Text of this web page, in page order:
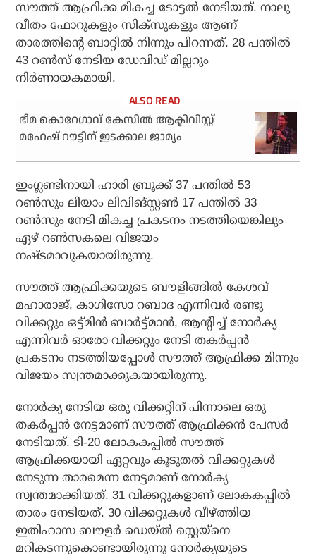
സൗത്ത് ആഫ്രിക്ക മികച്ച ടോട്ടല്‍ നേടിയത്. നാലു
വീതം ഫോറുകളും സിക്‌സുകളും ആണ്
താരത്തിന്റെ ബാറ്റില്‍ നിന്നും പിറന്നത്. 28 പന്തില്‍
43 റണ്‍സ് നേടിയ ഡേവിഡ് മില്ലറും
നിര്‍ണായകമായി.
ഭീമ കൊറേഗാവ് കേസില്‍ ആക്ടിവിസ്റ്റ്
മഹേഷ് റൗട്ടിന് ഇടക്കാല ജാമ്യം
ഇംഗ്ലണ്ടിനായി ഹാരി ബ്രൂക്ക് 37 പന്തില്‍ 53
റണ്‍സും ലിയാം ലിവിങ്സ്റ്റണ്‍ 17 പന്തില്‍ 33
റണ്‍സും നേടി മികച്ച പ്രകടനം നടത്തിയെങ്കിലും
ഏഴ് റണ്‍സകലെ വിജയം
നഷ്ടമാവുകയായിരുന്നു.
സൗത്ത് ആഫ്രിക്കയുടെ ബൗളിങ്ങില്‍ കേശവ്
മഹാരാജ്, കാഗിസോ റബാദ എന്നിവര്‍ രണ്ടു
വിക്കറ്റും ഒട്ട്മിന്‍ ബാര്‍ട്ട്മാന്‍, ആന്റിച്ച് നോര്‍ക്യ
എന്നിവര്‍ ഓരോ വിക്കറ്റും നേടി തകര്‍പ്പന്‍
പ്രകടനം നടത്തിയപ്പോള്‍ സൗത്ത് ആഫ്രിക്ക മിന്നും
വിജയം സ്വന്തമാക്കുകയായിരുന്നു.
നോര്‍ക്യ നേടിയ ഒരു വിക്കറ്റിന് പിന്നാലെ ഒരു
തകര്‍പ്പന്‍ നേട്ടമാണ് സൗത്ത് ആഫ്രിക്കന്‍ പേസര്‍
നേടിയത്. ടി-20 ലോകകപ്പില്‍ സൗത്ത്
ആഫ്രിക്കയായി ഏറ്റവും കൂടുതല്‍ വിക്കറ്റുകള്‍
നേടുന്ന താരമെന്ന നേട്ടമാണ് നോര്‍ക്യ
സ്വന്തമാക്കിയത്. 31 വിക്കറ്റുകളാണ് ലോകകപ്പില്‍
താരം നേടിയത്. 30 വിക്കറ്റുകള്‍ വീഴ്ത്തിയ
ഇതിഹാസ ബൗളര്‍ ഡെയ്ല്‍ സ്റ്റെയ്‌നെ
മറികടന്നുകൊണ്ടായിരുന്നു നോര്‍ക്യയുടെ